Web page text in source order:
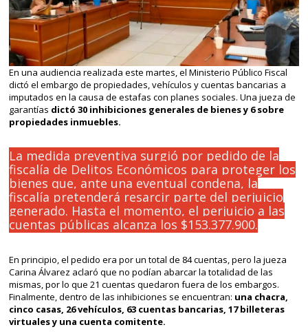
En una audiencia realizada este martes, el Ministerio Público Fiscal
dictó el embargo de propiedades, vehículos y cuentas bancarias a
imputados en la causa de estafas con planes sociales. Una jueza de
garantías dictó 30 inhibiciones generales de bienes y 6 sobre
propiedades inmuebles.
La medida preventiva surgió por pedido de la
fiscalía de Delitos Económicos para proteger los
bienes que, ante una eventual condena, la
fiscalía pretenderá resarcir parte del perjuicio
generado. Hasta el momento, el perjuicio a las
cuentas públicas alcanza los $153.377.900.
En principio, el pedido era por un total de 84 cuentas, pero la jueza
Carina Álvarez aclaró que no podían abarcar la totalidad de las
mismas, por lo que 21 cuentas quedaron fuera de los embargos.
Finalmente, dentro de las inhibiciones se encuentran: una chacra,
cinco casas, 26 vehículos, 63 cuentas bancarias, 17 billeteras
virtuales y una cuenta comitente.